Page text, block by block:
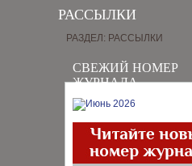
РАССЫЛКИ
СВЕЖИЙ НОМЕР
ЖУРНАЛА
РАЗДЕЛ: РАССЫЛКИ